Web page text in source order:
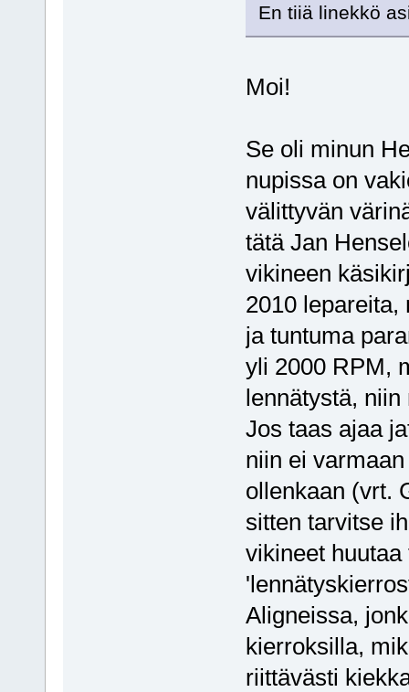
En tiiä linekkö
Moi!
Se oli minun
nupissa on
välittyvän
tätä Jan
vikineen
2010
ja tuntuma
yli 2000 RPM,
lennätystä,
Jos taas ajaa
niin ei
ollenkaan (vrt.
sitten tarvitse
vikineet
Aligneissa,
kierroksilla,
riittävästi